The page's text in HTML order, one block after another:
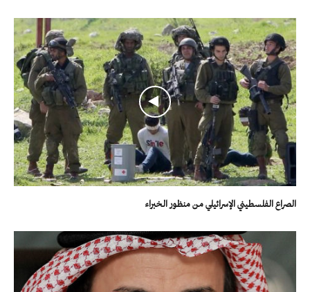
الصراع الفلسطيني الإسرائيلي من منظور الخبراء